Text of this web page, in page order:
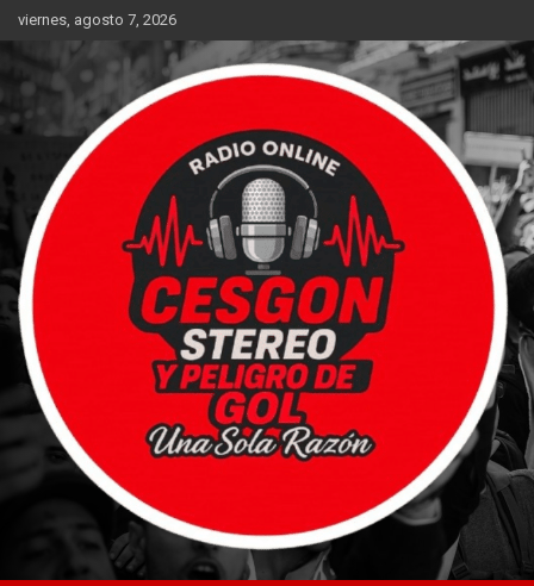
Saltar
al
contenido
viernes, agosto 7, 2026
Cesgon stereo y Peligro del Gol Una Sola Razon